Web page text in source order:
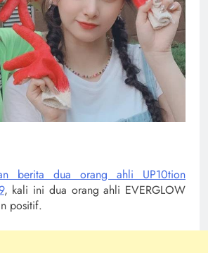
berita dua orang ahli UP10tion
, kali ini dua orang ahli EVERGLOW
positif.